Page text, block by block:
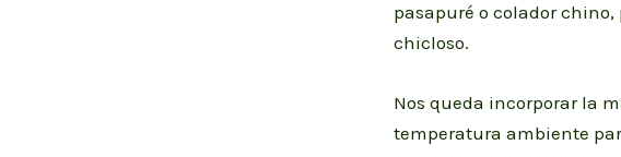
pasapuré o colador
chicloso.
Nos queda incorporar la
temperatura ambiente